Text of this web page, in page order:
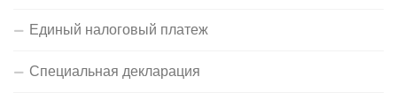
Единый налоговый платеж
Специальная декларация